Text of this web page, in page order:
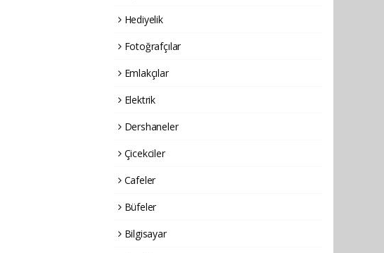
Hediyelik
Fotoğrafçılar
Emlakçılar
Elektrik
Dershaneler
Çicekciler
Cafeler
Büfeler
Bilgisayar